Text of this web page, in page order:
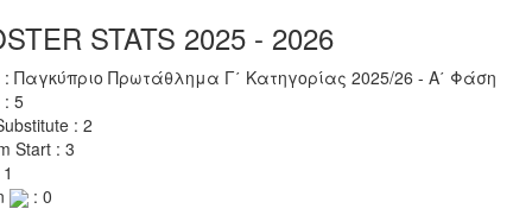
STATS 2025 - 2026
: Παγκύπριο Πρωτάθλημα Γ΄ Κατηγορίας 2025/26 - Α΄ Φάση
: 5
: 2
Start : 3
: 0